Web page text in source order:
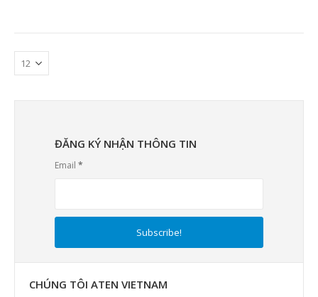
ĐĂNG KÝ NHẬN THÔNG TIN
Email *
CHÚNG TÔI ATEN VIETNAM